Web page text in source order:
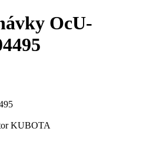
OcU-
KUBOTA